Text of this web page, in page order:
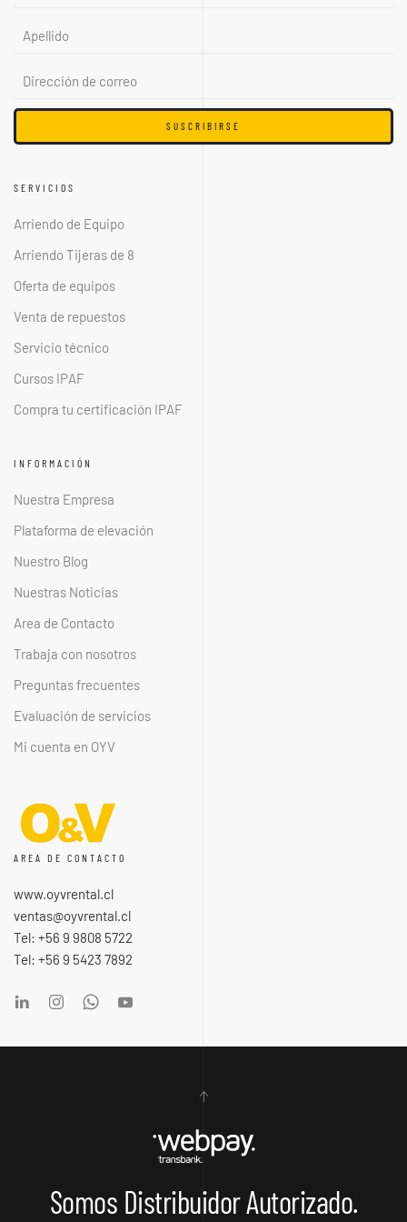
SUSCRIBIRSE
SERVICIOS
Arriendo de Equipo
Arriendo Tijeras de 8
Oferta de equipos
Venta de repuestos
Servicio técnico
Cursos IPAF
Compra tu certificación IPAF
INFORMACIÓN
Nuestra Empresa
Plataforma de elevación
Nuestro Blog
Nuestras Noticias
Area de Contacto
Trabaja con nosotros
Preguntas frecuentes
Evaluación de servicios
Mi cuenta en OYV
AREA DE CONTACTO
www.oyvrental.cl
ventas@oyvrental.cl
Tel: +56 9 9808 5722
Tel: +56 9 5423 7892
Somos Distribuidor Autorizado.